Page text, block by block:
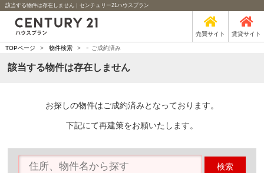
該当する物件は存在しません｜センチュリー21ハウスプラン
売買サイト 賃貸サイト
TOPページ > 物件検索 > - ご成約済み
該当する物件は存在しません
お探しの物件はご成約済みとなっております。
下記にて再建策をお願いたします。
検索